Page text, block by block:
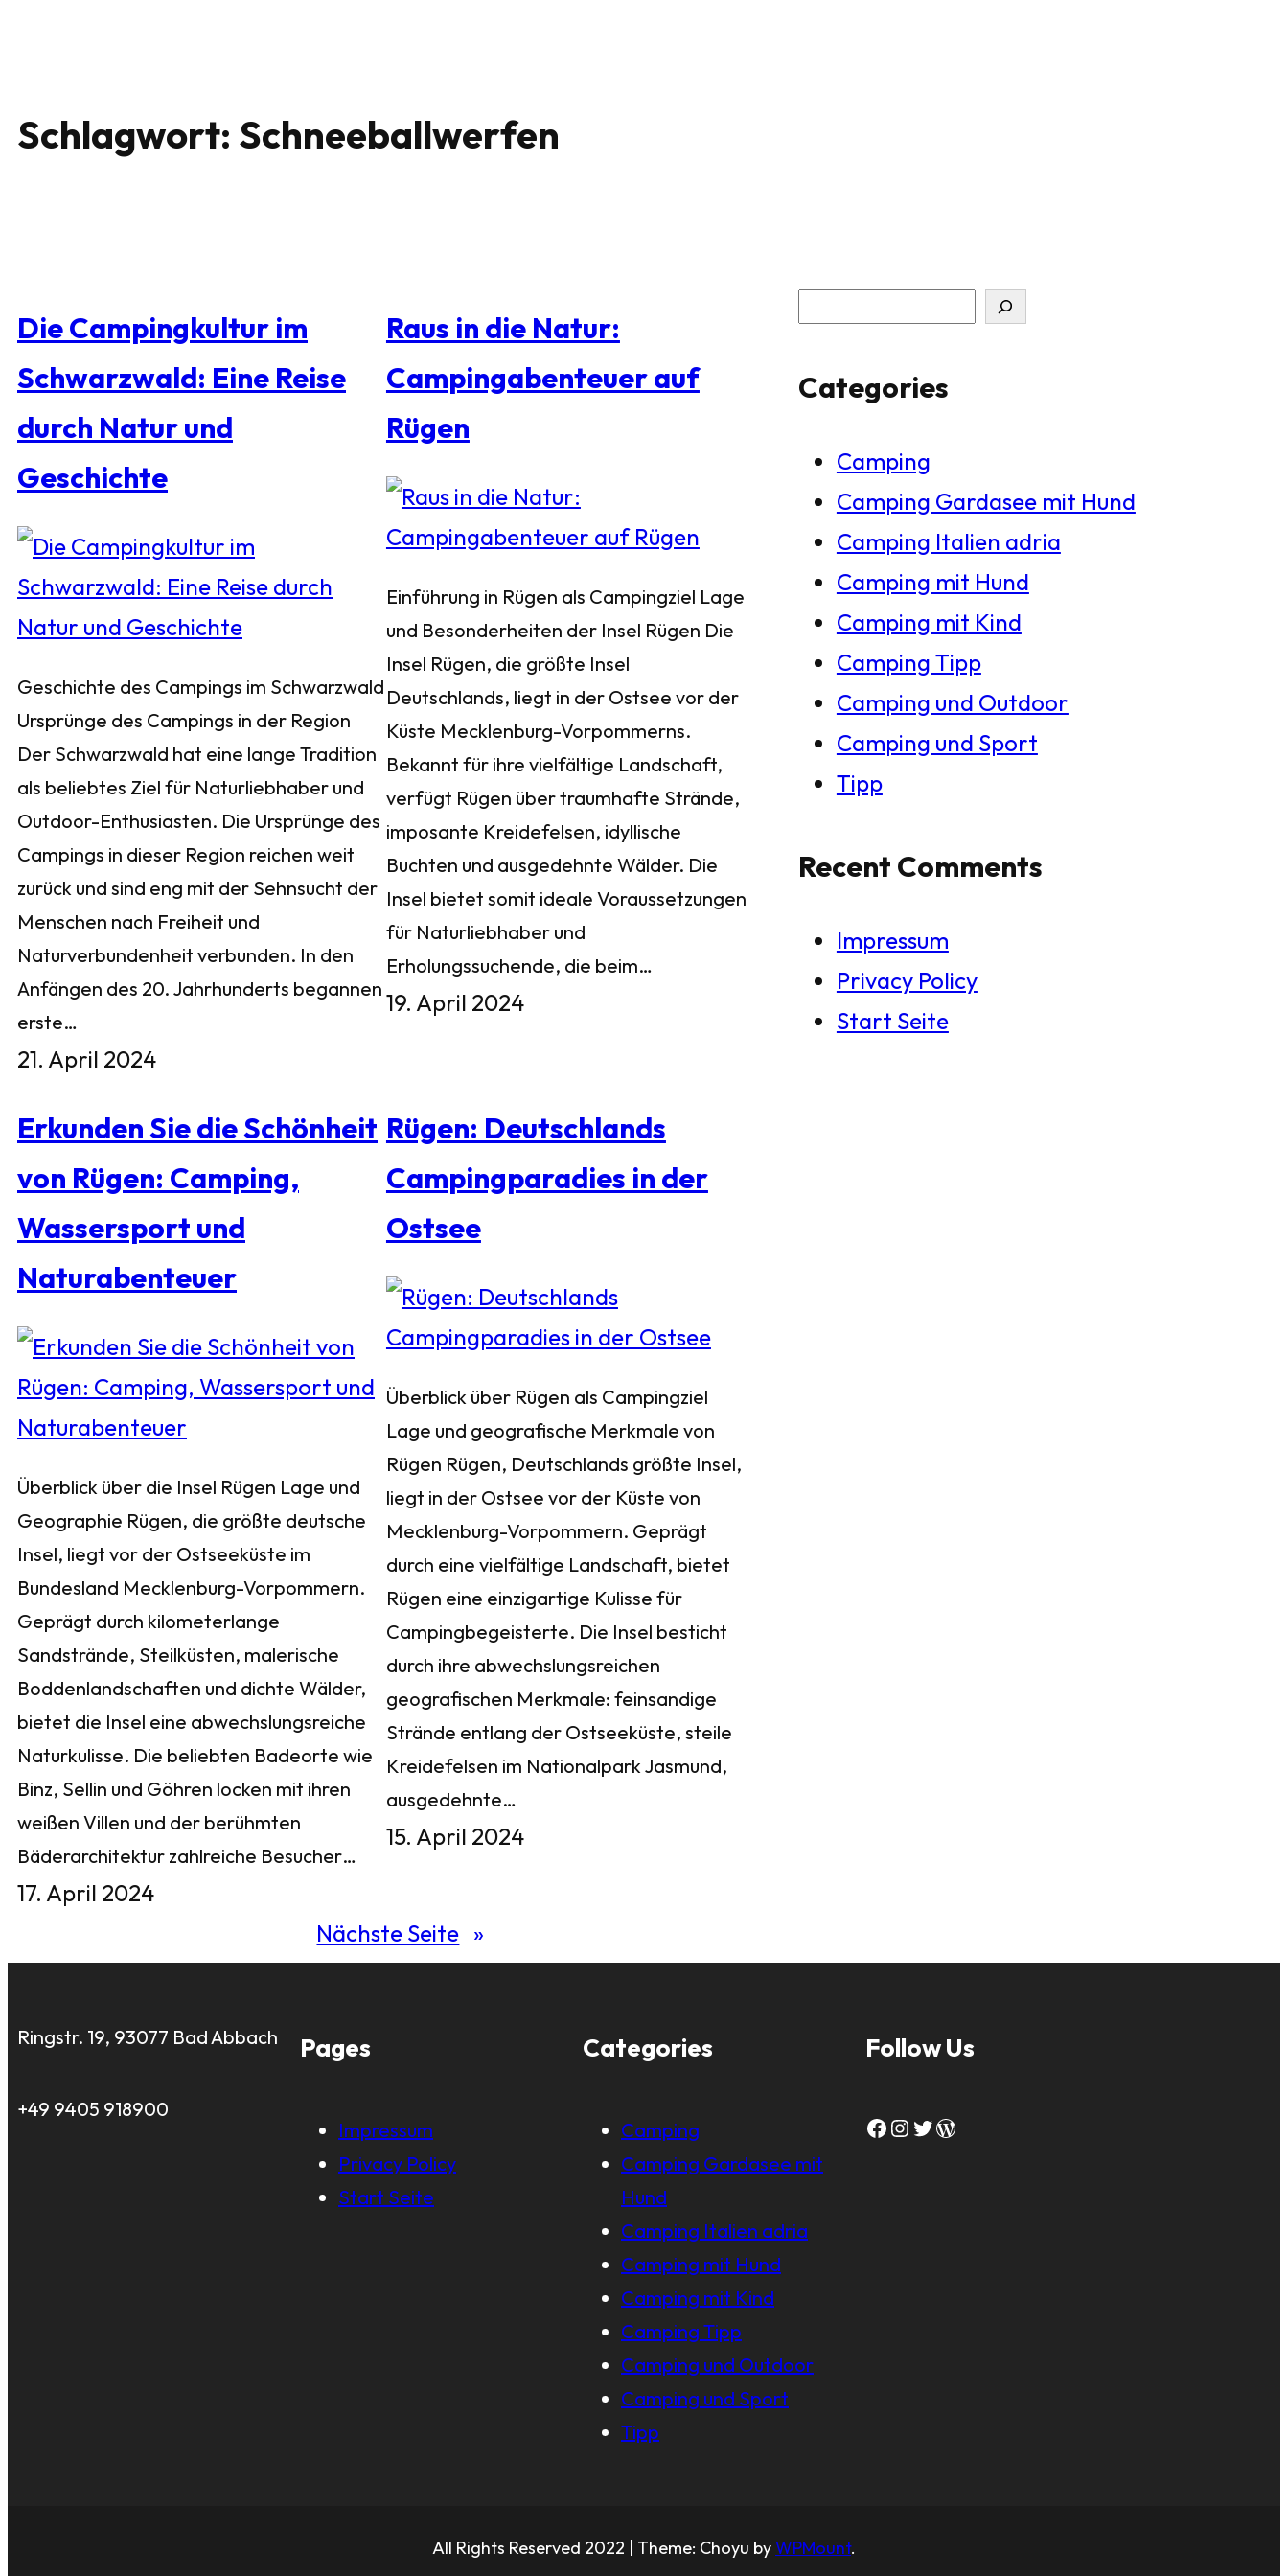
Schlagwort: Schneeballwerfen
Die Campingkultur im
Schwarzwald: Eine Reise
durch Natur und
Geschichte
Geschichte des Campings im Schwarzwald
Ursprünge des Campings in der Region
Der Schwarzwald hat eine lange Tradition
als beliebtes Ziel für Naturliebhaber und
Outdoor-Enthusiasten. Die Ursprünge des
Campings in dieser Region reichen weit
zurück und sind eng mit der Sehnsucht der
Menschen nach Freiheit und
Naturverbundenheit verbunden. In den
Anfängen des 20. Jahrhunderts begannen
erste…
21. April 2024
Raus in die Natur:
Campingabenteuer auf
Rügen
Einführung in Rügen als Campingziel Lage
und Besonderheiten der Insel Rügen Die
Insel Rügen, die größte Insel
Deutschlands, liegt in der Ostsee vor der
Küste Mecklenburg-Vorpommerns.
Bekannt für ihre vielfältige Landschaft,
verfügt Rügen über traumhafte Strände,
imposante Kreidefelsen, idyllische
Buchten und ausgedehnte Wälder. Die
Insel bietet somit ideale Voraussetzungen
für Naturliebhaber und
Erholungssuchende, die beim…
19. April 2024
Erkunden Sie die Schönheit
von Rügen: Camping,
Wassersport und
Naturabenteuer
Überblick über die Insel Rügen Lage und
Geographie Rügen, die größte deutsche
Insel, liegt vor der Ostseeküste im
Bundesland Mecklenburg-Vorpommern.
Geprägt durch kilometerlange
Sandstrände, Steilküsten, malerische
Boddenlandschaften und dichte Wälder,
bietet die Insel eine abwechslungsreiche
Naturkulisse. Die beliebten Badeorte wie
Binz, Sellin und Göhren locken mit ihren
weißen Villen und der berühmten
Bäderarchitektur zahlreiche Besucher…
17. April 2024
Rügen: Deutschlands
Campingparadies in der
Ostsee
Überblick über Rügen als Campingziel
Lage und geografische Merkmale von
Rügen Rügen, Deutschlands größte Insel,
liegt in der Ostsee vor der Küste von
Mecklenburg-Vorpommern. Geprägt
durch eine vielfältige Landschaft, bietet
Rügen eine einzigartige Kulisse für
Campingbegeisterte. Die Insel besticht
durch ihre abwechslungsreichen
geografischen Merkmale: feinsandige
Strände entlang der Ostseeküste, steile
Kreidefelsen im Nationalpark Jasmund,
ausgedehnte…
15. April 2024
Nächste Seite »
c
Categories
Camping
Camping Gardasee mit Hund
Camping Italien adria
Camping mit Hund
Camping mit Kind
Camping Tipp
Camping und Outdoor
Camping und Sport
Tipp
Recent Comments
Impressum
Privacy Policy
Start Seite
Ringstr. 19, 93077 Bad Abbach
+49 9405 918900
Pages
Impressum
Privacy Policy
Start Seite
Categories
Camping
Camping Gardasee mit
Hund
Camping Italien adria
Camping mit Hund
Camping mit Kind
Camping Tipp
Camping und Outdoor
Camping und Sport
Tipp
Follow Us
Facebook Instagram Twitter WordPress
All Rights Reserved 2022 | Theme: Choyu byWPMount.